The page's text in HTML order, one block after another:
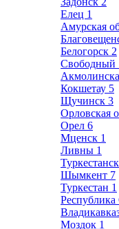
Елец 1
Амурская
Белогорск 2
Свободный
Кокшетау 5
Щучинск 3
Орловская
Орел 6
Мценск 1
Ливны 1
Шымкент 7
Туркестан 1
Моздок 1